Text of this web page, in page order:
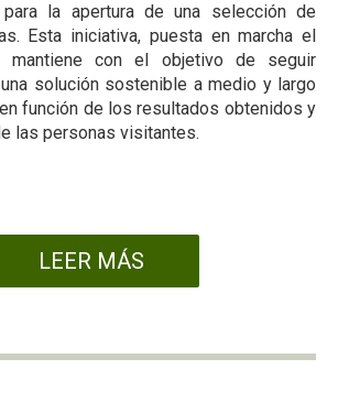
la apertura de una selección de
Esta iniciativa, puesta en marcha el
mantiene con el objetivo de seguir
solución sostenible a medio y largo
función de los resultados obtenidos y
las personas visitantes.
LEER MÁS